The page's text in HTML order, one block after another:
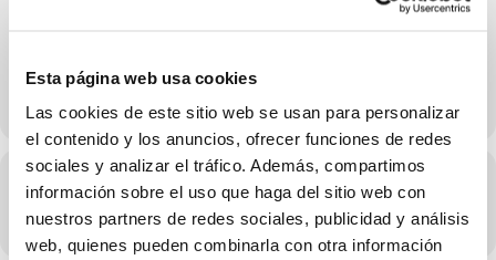
Esta página web usa cookies
Las cookies de este sitio web se usan para personalizar
el contenido y los anuncios, ofrecer funciones de redes
sociales y analizar el tráfico. Además, compartimos
información sobre el uso que haga del sitio web con
nuestros partners de redes sociales, publicidad y análisis
web, quienes pueden combinarla con otra información
Hora
22/02/2021 00:00 - 23:59 (GMT+02:00)